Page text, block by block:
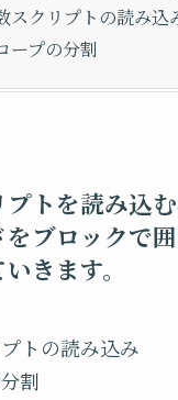
スクリプトの読み込
ープの分割
トを読み込
ブロックで
きます。
トの読み込み
割